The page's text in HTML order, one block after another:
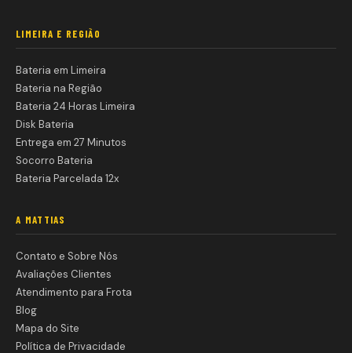
LIMEIRA E REGIÃO
Bateria em Limeira
Bateria na Região
Bateria 24 Horas Limeira
Disk Bateria
Entrega em 27 Minutos
Socorro Bateria
Bateria Parcelada 12x
A MATTIAS
Contato e Sobre Nós
Avaliações Clientes
Atendimento para Frota
Blog
Mapa do Site
Política de Privacidade